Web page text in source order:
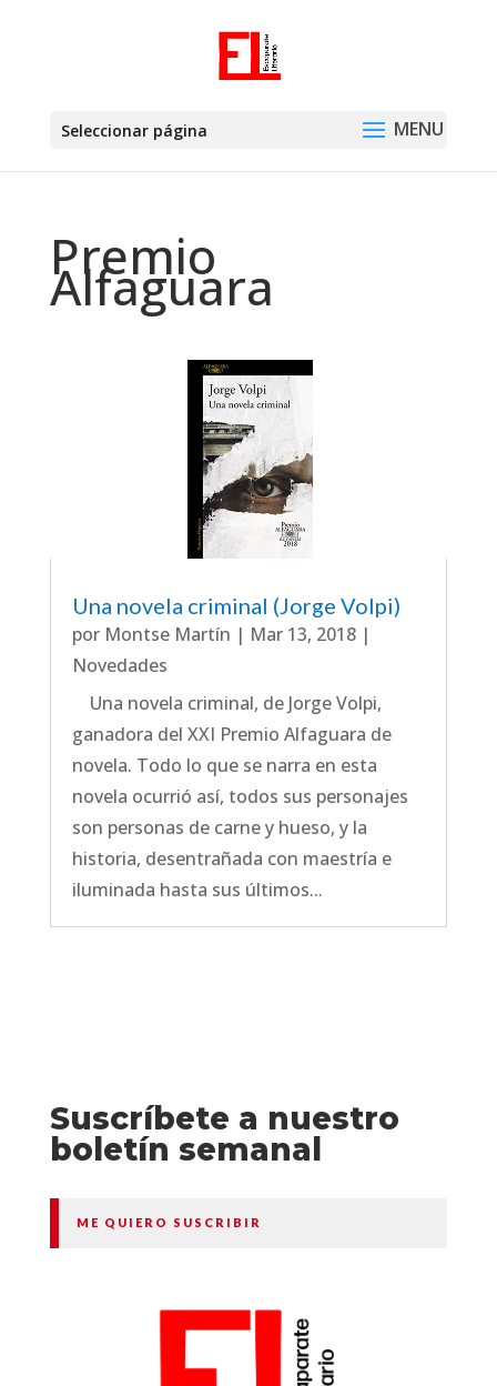
Seleccionar página
Premio
Alfaguara
Una novela criminal (Jorge Volpi)
por Montse Martín | Mar 13, 2018|
Novedades
Una novela criminal, de Jorge Volpi,
ganadora del XXI Premio Alfaguara de
novela. Todo lo que se narra en esta
novela ocurrió así, todos sus personajes
son personas de carne y hueso, y la
historia, desentrañada con maestría e
iluminada hasta sus últimos...
Suscríbete a nuestro
boletín semanal
ME QUIERO SUSCRIBIR